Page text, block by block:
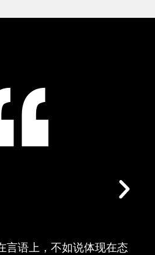
此，
过程
中，
他们
言语上，不如说体现在态